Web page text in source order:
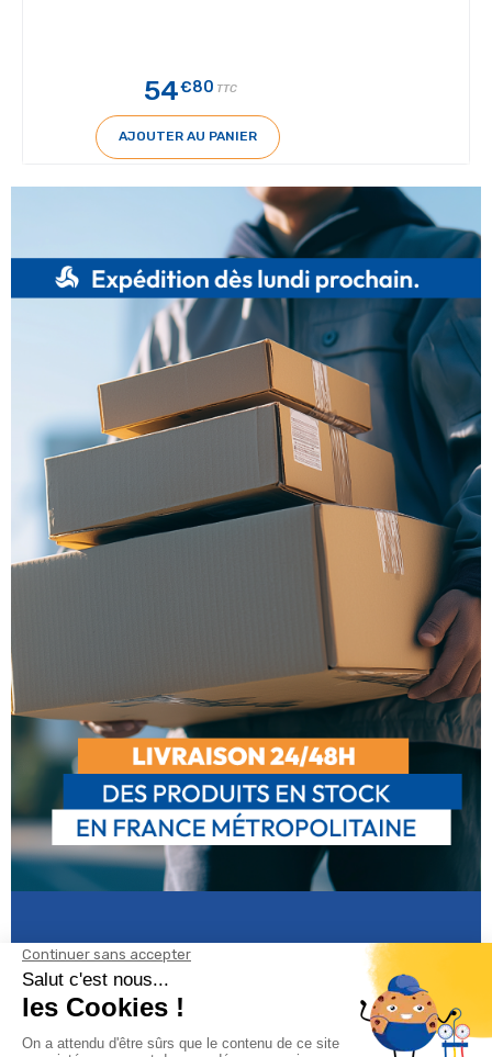
54€80 TTC
AJOUTER AU PANIER